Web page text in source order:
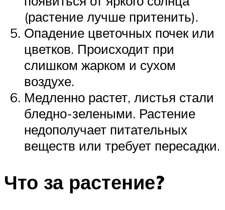
(растение лучше притенить).
Опадение цветочных почек или
цветков. Происходит при
слишком жарком и сухом
воздухе.
Медленно растет, листья стали
бледно-зелеными. Растение
недополучает питательных
веществ или требует пересадки.
Что за растение?